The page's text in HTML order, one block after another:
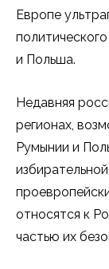
Европе
и Польша.
Недавняя
регионах,
Румынии и
относятся к
частью их